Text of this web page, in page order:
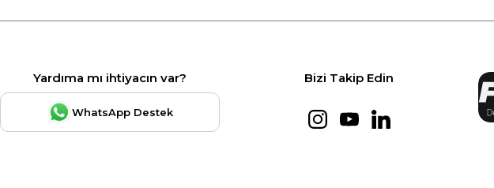
Yardıma mı ihtiyacın var?
WhatsApp Destek
Bizi Takip Edin